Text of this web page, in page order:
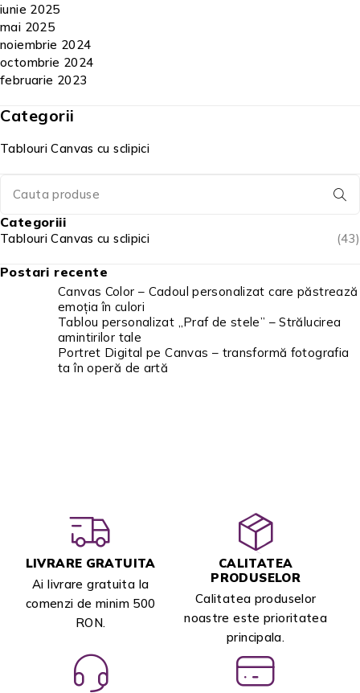
iunie 2025
mai 2025
noiembrie 2024
octombrie 2024
februarie 2023
Categorii
Tablouri Canvas cu sclipici
Categoriii
Tablouri Canvas cu sclipici (43)
Postari recente
Canvas Color – Cadoul personalizat care păstrează
emoția în culori
Tablou personalizat „Praf de stele” – Strălucirea
amintirilor tale
Portret Digital pe Canvas – transformă fotografia
ta în operă de artă
LIVRARE GRATUITA
Ai livrare gratuita la
comenzi de minim 500
RON.
CALITATEA
PRODUSELOR
Calitatea produselor
noastre este prioritatea
principala.